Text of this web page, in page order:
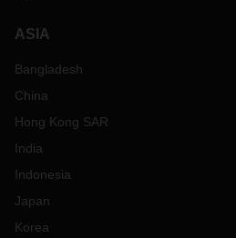
ASIA
Bangladesh
China
Hong Kong SAR
India
Indonesia
Japan
Korea